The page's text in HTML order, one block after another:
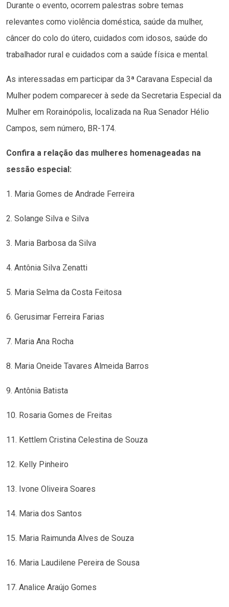
Durante o evento, ocorrem palestras sobre temas
relevantes como violência doméstica, saúde da mulher,
câncer do colo do útero, cuidados com idosos, saúde do
trabalhador rural e cuidados com a saúde física e mental.
As interessadas em participar da 3ª Caravana Especial da
Mulher podem comparecer à sede da Secretaria Especial da
Mulher em Rorainópolis, localizada na Rua Senador Hélio
Campos, sem número, BR-174.
Confira a relação das mulheres homenageadas na
sessão especial:
1. Maria Gomes de Andrade Ferreira
2. Solange Silva e Silva
3. Maria Barbosa da Silva
4. Antônia Silva Zenatti
5. Maria Selma da Costa Feitosa
6. Gerusimar Ferreira Farias
7. Maria Ana Rocha
8. Maria Oneide Tavares Almeida Barros
9. Antônia Batista
10. Rosaria Gomes de Freitas
11. Kettlem Cristina Celestina de Souza
12. Kelly Pinheiro
13. Ivone Oliveira Soares
14. Maria dos Santos
15. Maria Raimunda Alves de Souza
16. Maria Laudilene Pereira de Sousa
17. Analice Araújo Gomes